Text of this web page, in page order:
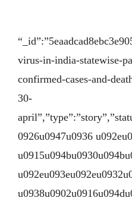
virus-in-india-statewise-
confirmed-cases-and-
30-
0926u0947u0936